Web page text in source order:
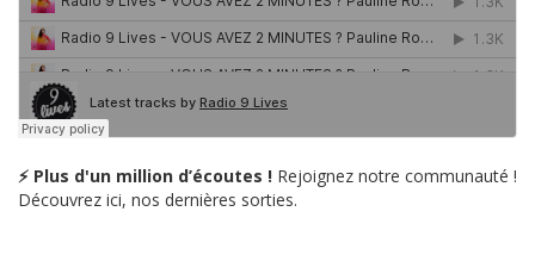
⚡ Plus d'un million d’écoutes ! Rejoignez notre communauté !
Découvrez ici, nos dernières sorties.